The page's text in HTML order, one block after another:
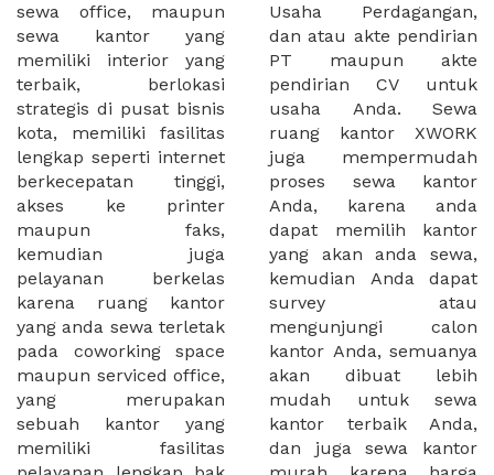
sewa office, maupun
sewa kantor yang
memiliki interior yang
terbaik, berlokasi
strategis di pusat bisnis
kota, memiliki fasilitas
lengkap seperti internet
berkecepatan tinggi,
akses ke printer
maupun faks,
kemudian juga
pelayanan berkelas
karena ruang kantor
yang anda sewa terletak
pada coworking space
maupun serviced office,
yang merupakan
sebuah kantor yang
memiliki fasilitas
Usaha Perdagangan,
dan atau akte pendirian
PT maupun akte
pendirian CV untuk
usaha Anda. Sewa
ruang kantor XWORK
juga mempermudah
proses sewa kantor
Anda, karena anda
dapat memilih kantor
yang akan anda sewa,
kemudian Anda dapat
survey atau
mengunjungi calon
kantor Anda, semuanya
akan dibuat lebih
mudah untuk sewa
kantor terbaik Anda,
dan juga sewa kantor